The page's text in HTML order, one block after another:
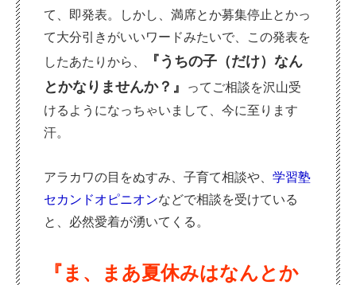
て、即発表。しかし、満席とか募集停止とかっ
て大分引きがいいワードみたいで、この発表を
したあたりから、
『うちの子（だけ）なん
とかなりませんか？』
ってご相談を沢山受
けるようになっちゃいまして、今に至ります
汗。
アラカワの目をぬすみ、子育て相談や、 学習塾
セカンドオピニオンなどで相談を受けている
と、必然愛着が湧いてくる。
『ま、まあ夏休みはなんとか